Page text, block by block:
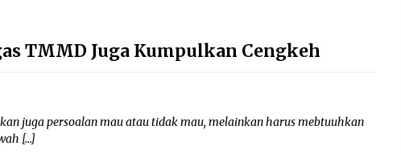
TMMD Juga Kumpulkan Cengkeh
juga persoalan mau atau tidak mau, melainkan harus mebtuuhkan
[…]